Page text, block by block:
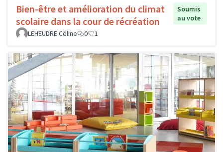
Bien-être et amélioration du climat
scolaire dans la cour de récréation
Soumis
au vote
LEHEUDRE Céline
0 1